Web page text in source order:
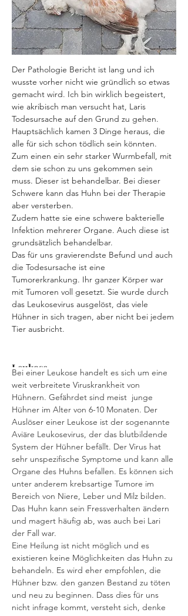
Der Pathologie Bericht ist lang und ich
wusste vorher nicht wie gründlich so etwas
gemacht wird. Ich bin wirklich begeistert,
wie akribisch man versucht hat, Laris
Todesursache auf den Grund zu gehen.
Hauptsächlich kamen 3 Dinge heraus, die
alle für sich schon tödlich sein könnten.
Zum einen ein sehr starker Wurmbefall, mit
dem sie schon zu uns gekommen sein
muss. Dieser ist behandelbar. Bei dieser
Schwere kann das Huhn bei der Therapie
aber versterben.
Zudem hatte sie eine schwere bakterielle
Infektion mehrerer Organe. Auch diese ist
grundsätzlich behandelbar.
Das für uns gravierendste Befund und auch
die Todesursache ist eine
Tumorerkrankung. Ihr ganzer Körper war
mit Tumoren voll gesetzt. Sie wurde durch
das Leukosevirus ausgelöst, das viele
Hühner in sich tragen, aber nicht bei jedem
Tier ausbricht.
Leukose
Bei einer Leukose handelt es sich um eine
weit verbreitete Viruskrankheit von
Hühnern. Gefährdet sind meist  junge
Hühner im Alter von 6-10 Monaten. Der
Auslöser einer Leukose ist der sogenannte
Aviäre Leukosevirus, der das blutbildende
System der Hühner befällt. Der Virus hat
sehr unspezifische Symptome und kann alle
Organe des Huhns befallen. Es können sich
unter anderem krebsartige Tumore im
Bereich von Niere, Leber und Milz bilden.
Das Huhn kann sein Fressverhalten ändern
und magert häufig ab, was auch bei Lari
der Fall war.
Eine Heilung ist nicht möglich und es
existieren keine Möglichkeiten das Huhn zu
behandeln. Es wird eher empfohlen, die
Hühner bzw. den ganzen Bestand zu töten
und neu zu beginnen. Dass dies für uns
nicht infrage kommt, versteht sich, denke